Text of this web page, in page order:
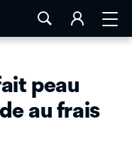
LA ROCHELLE
peau
au frais